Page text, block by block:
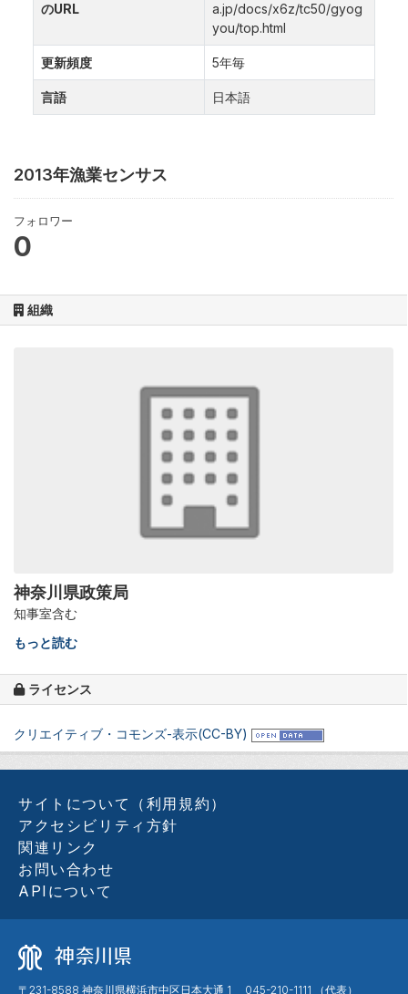
2013年漁業センサス
フォロワー
0
組織
神奈川県政策局
知事室含む
もっと読む
ライセンス
クリエイティブ・コモンズ-表示(CC-BY)
のURL
a.jp/docs/x6z/tc50/gyog
you/top.html
更新頻度 5年毎
言語 日本語
サイトについて（利用規約）
アクセシビリティ方針
関連リンク
お問い合わせ
APIについて
〒231-8588 神奈川県横浜市中区日本大通 1 045-210-1111 （代表）